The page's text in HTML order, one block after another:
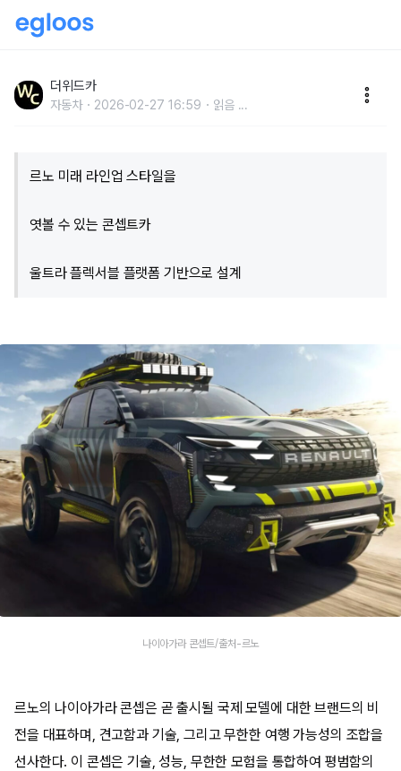
청난 디자인
더위드카
자동차 2026-02-27 16:59 읽음 ...
르노 미래 라인업 스타일을
엿볼 수 있는 콘셉트카
울트라 플렉서블 플랫폼 기반으로 설계
나이아가라 콘셉트/출처-르노
르노의 나이아가라 콘셉은 곧 출시될 국제 모델에 대한 브랜드의 비
전을 대표하며, 견고함과 기술, 그리고 무한한 여행 가능성의 조합을
선사한다. 이 콘셉은 기술, 성능, 무한한 모험을 통합하여 평범함의